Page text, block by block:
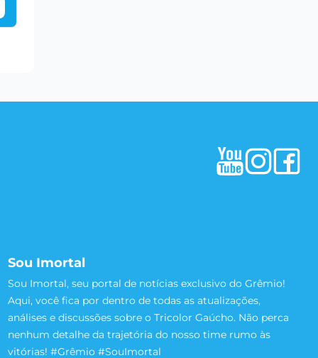
Sou Imortal
Sou Imortal, seu portal de notícias exclusivo do Grêmio!
Aqui, você fica por dentro de todas as atualizações,
análises e discussões sobre o Tricolor Gaúcho. Não perca
nenhum detalhe da trajetória do nosso time rumo às
vitórias! #Grêmio #SouImortal